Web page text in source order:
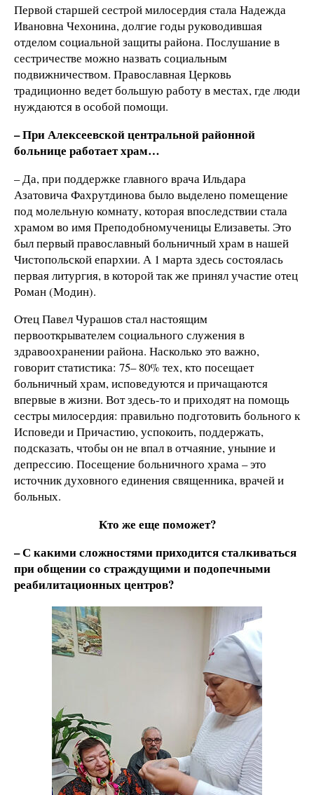
Первой старшей сестрой милосердия стала Надежда
Ивановна Чехонина, долгие годы руководившая
отделом социальной защиты района. Послушание в
сестричестве можно назвать социальным
подвижничеством. Православная Церковь
традиционно ведет большую работу в местах, где люди
нуждаются в особой помощи.
– При Алексеевской центральной районной
больнице работает храм…
– Да, при поддержке главного врача Ильдара
Азатовича Фахрутдинова было выделено помещение
под молельную комнату, которая впоследствии стала
храмом во имя Преподобномученицы Елизаветы. Это
был первый православный больничный храм в нашей
Чистопольской епархии. А 1 марта здесь состоялась
первая литургия, в которой так же принял участие отец
Роман (Модин).
Отец Павел Чурашов стал настоящим
первооткрывателем социального служения в
здравоохранении района. Насколько это важно,
говорит статистика: 75– 80% тех, кто посещает
больничный храм, исповедуются и причащаются
впервые в жизни. Вот здесь-то и приходят на помощь
сестры милосердия: правильно подготовить больного к
Исповеди и Причастию, успокоить, поддержать,
подсказать, чтобы он не впал в отчаяние, уныние и
депрессию. Посещение больничного храма – это
источник духовного единения священника, врачей и
больных.
Кто же еще поможет?
– С какими сложностями приходится сталкиваться
при общении со страждущими и подопечными
реабилитационных центров?